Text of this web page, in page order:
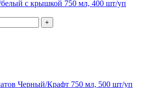
с крышкой 750 мл, 400 шт/уп
+